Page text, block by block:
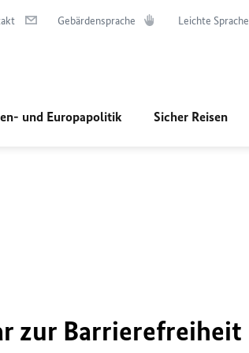
Gebärdensprache Leichte Sprache
und Europapolitik Sicher Reisen
zur Barrierefreiheit